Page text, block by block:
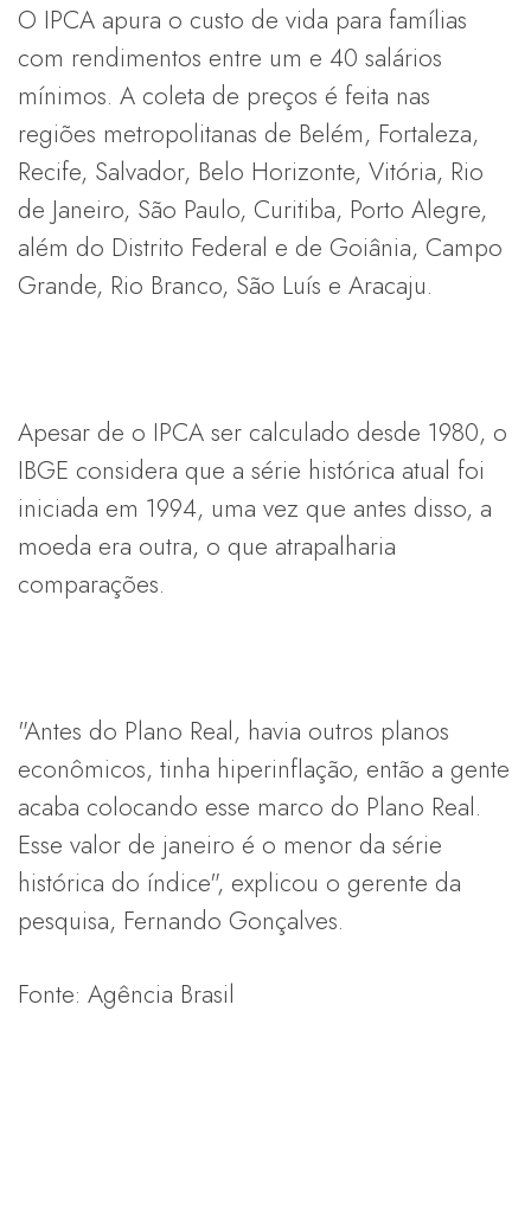
O IPCA apura o custo de vida para famílias
com rendimentos entre um e 40 salários
mínimos. A coleta de preços é feita nas
regiões metropolitanas de Belém, Fortaleza,
Recife, Salvador, Belo Horizonte, Vitória, Rio
de Janeiro, São Paulo, Curitiba, Porto Alegre,
além do Distrito Federal e de Goiânia, Campo
Grande, Rio Branco, São Luís e Aracaju.
Apesar de o IPCA ser calculado desde 1980, o
IBGE considera que a série histórica atual foi
iniciada em 1994, uma vez que antes disso, a
moeda era outra, o que atrapalharia
comparações.
"Antes do Plano Real, havia outros planos
econômicos, tinha hiperinflação, então a gente
acaba colocando esse marco do Plano Real.
Esse valor de janeiro é o menor da série
histórica do índice", explicou o gerente da
pesquisa, Fernando Gonçalves.
Fonte: Agência Brasil